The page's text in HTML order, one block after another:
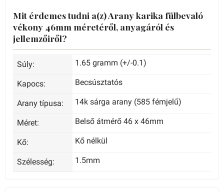
Mit érdemes tudni a(z) Arany karika fülbevaló
vékony 46mm méretéről, anyagáról és
jellemzőiről?
Súly: 1.65 gramm (+/-0.1)
Kapocs: Becsúsztatós
Arany típusa: 14k sárga arany (585 fémjelű)
Méret: Belső átmérő 46 x 46mm
Kő: Kő nélkül
Szélesség: 1.5mm